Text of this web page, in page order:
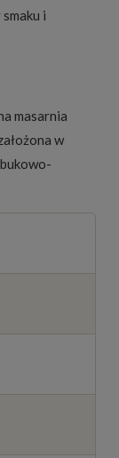
i
masarnia
w